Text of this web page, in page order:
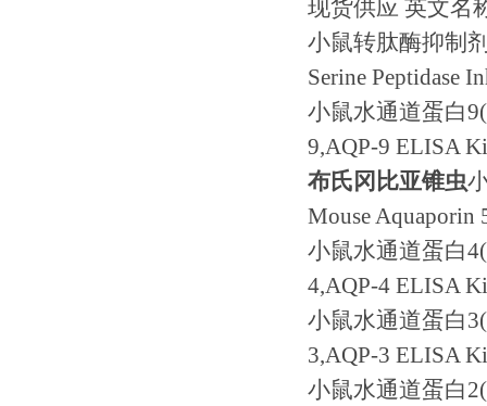
现货供应 英文名
小鼠转肽酶抑制
Serine Peptidase
小鼠水通道蛋白
9,AQP-9 ELISA
布氏冈比亚锥虫
Mouse Aquaporin
小鼠水通道蛋白
4,AQP-4 ELISA
小鼠水通道蛋白
3,AQP-3 ELISA
小鼠水通道蛋白